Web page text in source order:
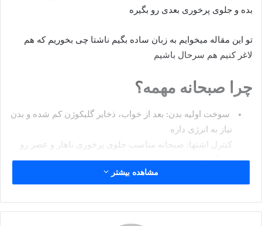
بده و جلوی پرخوری بعدی رو بگیره
تو این مقاله میخوایم به زبان ساده بگیم ناشتا چی بخوریم که هم
لاغر کنیم هم سرحال باشیم
چرا صبحانه مهمه؟
سوخت اولیه بدن: بعد از خواب، ذخایر گلیکوژن کم شده و بدن
نیاز به انرژی داره
کنترل اشتها: صبحانه مناسب جلوی پرخوری ناهار و عصر رو
می‌گیره
چربی‌سوزی: پروتئین و فیبر متابولیسم رو فعال می‌کنه
می‌کن
مشاهده بیشتر